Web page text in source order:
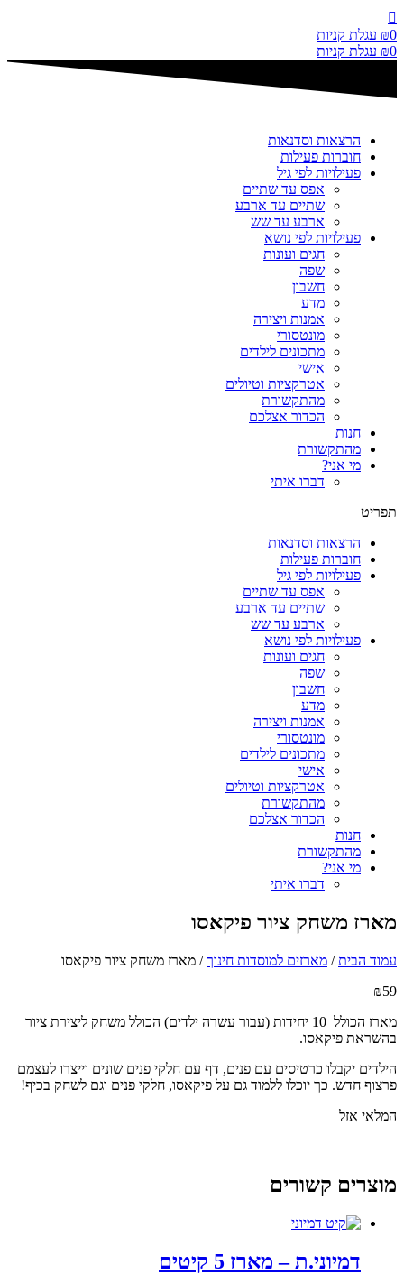
דלג
לתוכן
₪0
עגלת קניות
₪0 עגלת קניות
הרצאות וסדנאות
חוברות פעילות
פעילויות לפי גיל
אפס עד שתיים
שתיים עד ארבע
ארבע עד שש
פעילויות לפי נושא
חגים ועונות
שפה
חשבון
מדע
אמנות ויצירה
מונטסורי
מתכונים לילדים
אישי
אטרקציות וטיולים
מהתקשורת
הכדור אצלכם
חנות
מהתקשורת
מי אני?
דברו איתי
תפריט
הרצאות וסדנאות
חוברות פעילות
פעילויות לפי גיל
אפס עד שתיים
שתיים עד ארבע
ארבע עד שש
פעילויות לפי נושא
חגים ועונות
שפה
חשבון
מדע
אמנות ויצירה
מונטסורי
מתכונים לילדים
אישי
אטרקציות וטיולים
מהתקשורת
הכדור אצלכם
חנות
מהתקשורת
מי אני?
דברו איתי
מארז משחק ציור פיקאסו
עמוד הבית/ מארזים למוסדות חינוך/ מארז משחק ציור פיקאסו
₪59
מארז הכולל 10 יחידות (עבור עשרה ילדים) הכולל משחק ליצירת ציור
בהשראת פיקאסו.
הילדים יקבלו כרטיסים עם פנים, דף עם חלקי פנים שונים וייצרו לעצמם
פרצוף חדש. כך יוכלו ללמוד גם על פיקאסו, חלקי פנים וגם לשחק בכיף!
המלאי אזל
מוצרים קשורים
דמיוני.ת – מארז 5 קיטים